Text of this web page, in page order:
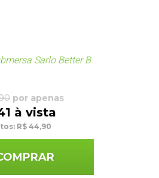
Sarlo Better B
por apenas
à vista
R$ 44,90